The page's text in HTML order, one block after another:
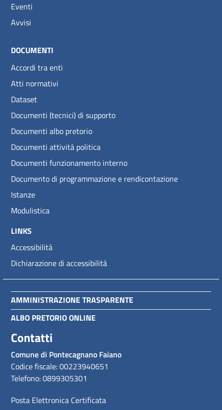
Eventi
Avvisi
DOCUMENTI
Accordi tra enti
Atti normativi
Dataset
Documenti (tecnici) di supporto
Documenti albo pretorio
Documenti attività politica
Documenti funzionamento interno
Documento di programmazione e rendicontazione
Istanze
Modulistica
LINKS
Accessibilitá
Dichiarazione di accessibilitá
AMMINISTRAZIONE TRASPARENTE
ALBO PRETORIO ONLINE
Contatti
Comune di Pontecagnano Faiano
Codice fiscale: 00223940651
Telefono: 0899305301
Posta Elettronica Certificata